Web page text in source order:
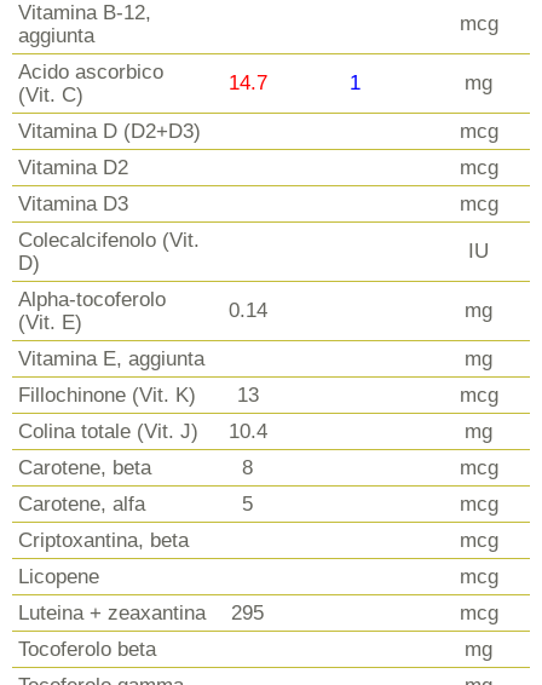
Vitamina B-12,
aggiunta
mcg
Acido ascorbico
(Vit. C)
14.7 1 mg
Vitamina D (D2+D3)
mcg
Vitamina D2
mcg
Vitamina D3
mcg
Colecalcifenolo (Vit.
D)
IU
Alpha-tocoferolo
(Vit. E)
0.14 mg
Vitamina E, aggiunta
mg
Fillochinone (Vit. K)
13
mcg
Colina totale (Vit. J)
10.4
mg
Carotene, beta
8
mcg
Carotene, alfa
5
mcg
Criptoxantina, beta
mcg
Licopene
mcg
Luteina + zeaxantina
295
mcg
Tocoferolo beta
mg